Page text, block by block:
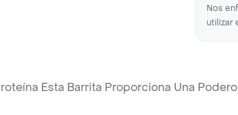
Nos
utilizar
Esta Barrita Proporciona Una